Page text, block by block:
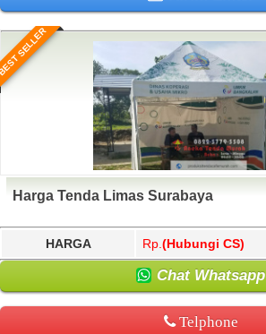
SELLER
Harga Tenda Limas Surabaya
HARGA Rp. (Hubungi CS)
Chat Whatsapp
Telphone